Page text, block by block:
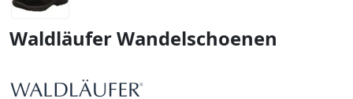
Waldläufer Wandelschoenen